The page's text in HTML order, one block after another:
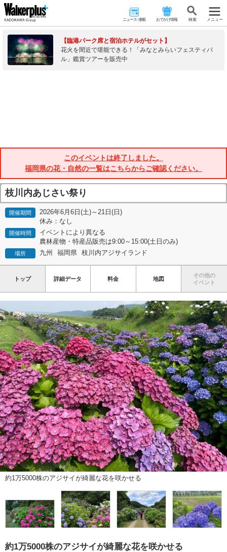
ニュース･連載 おでかけ情報 検 索 メニュー
【臨港パーク席と宿泊ホテルがセット】
花火を間近で堪能できる！「みなとみらいフェスティバ
ル」鑑賞ツアーを販売中
このイベントは終了しました。
福岡県の花・自然の一覧はこちらからご確認ください。
枝川内あじさい祭り
開催期間
2026年6月6日(土)～21日(日)
休み：なし
開催時間
イベントにより異なる
農林産物・特産品販売は9:00～15:00(土日のみ)
場所 九州 福岡県 枝川内アジサイランド
トップ 詳細データ 料金 地図
その他の
イベント
約1万5000株のアジサイが綺麗な花を咲かせる
約1万5000株のアジサイが綺麗な花を咲かせる